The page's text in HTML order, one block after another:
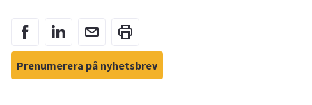
Prenumerera på nyhetsbrev